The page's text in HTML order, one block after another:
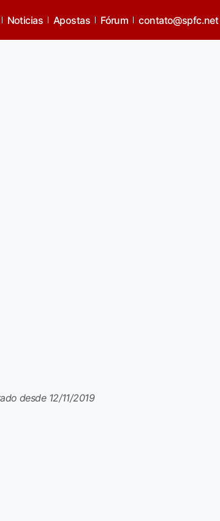
Noticias Apostas Fórum contato@spfc.net
desde 12/11/2019